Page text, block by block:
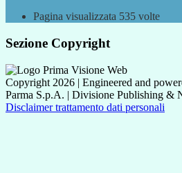
Pagina visualizzata 535 volte
Sezione Copyright
Copyright 2026 | Engineered and
Parma S.p.A. | Divisione Publishing &
Disclaimer trattamento dati personali